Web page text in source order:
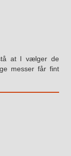
at I vælger de
messer får fint